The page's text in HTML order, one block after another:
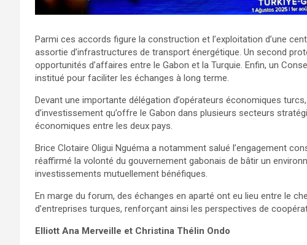
Parmi ces accords figure la construction et l’exploitation d’une
assortie d’infrastructures de transport énergétique. Un second
opportunités d’affaires entre le Gabon et la Turquie. Enfin, un
institué pour faciliter les échanges à long terme.
Devant une importante délégation d’opérateurs économiques
d’investissement qu’offre le Gabon dans plusieurs secteurs
économiques entre les deux pays.
Brice Clotaire Oligui Nguéma a notamment salué l’engagement
réaffirmé la volonté du gouvernement gabonais de bâtir un
investissements mutuellement bénéfiques.
En marge du forum, des échanges en aparté ont eu lieu entre le
d’entreprises turques, renforçant ainsi les perspectives de
Elliott Ana Merveille et Christina Thélin Ondo